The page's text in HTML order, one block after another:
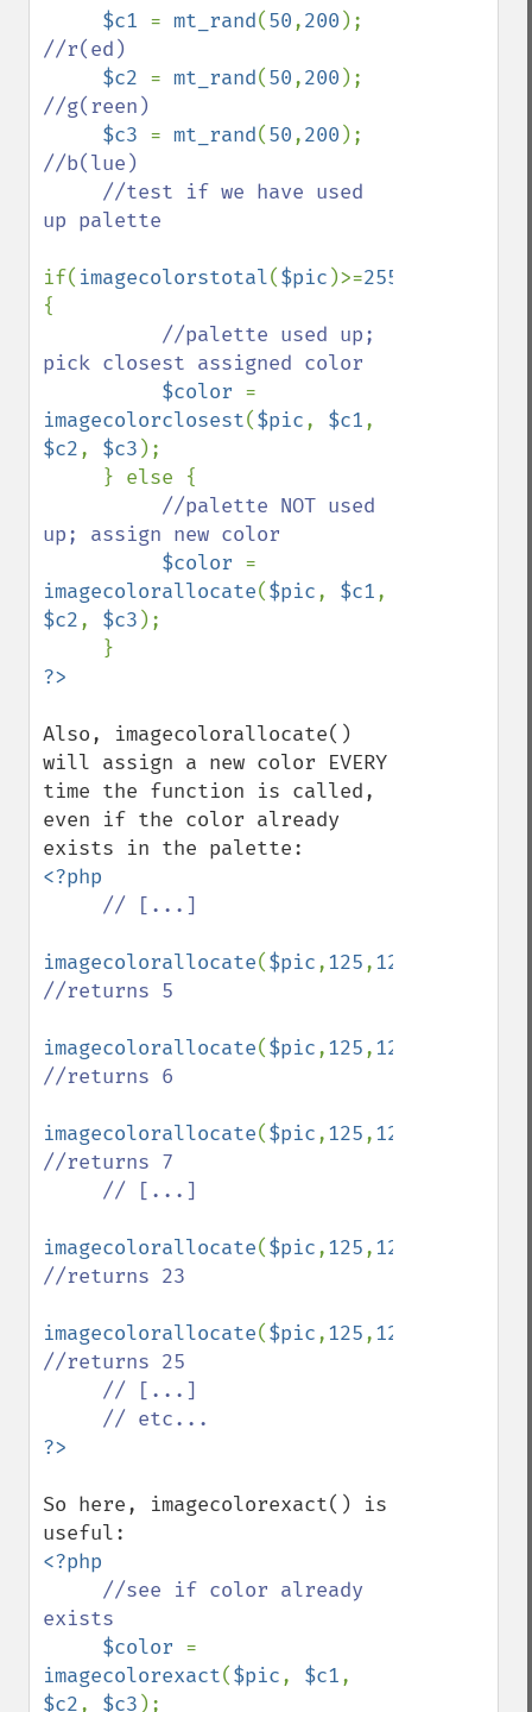
$c1 = mt_rand(50,200
//r(ed)
$c2 = mt_rand(50,200
//g(reen)
$c3 = mt_rand(50,200
//b(lue)
up palette
if( imagecolorstotal($pic )>=255
{
//palette used up;
pick closest assigned color
$color
imagecolorclosest($pic, $c1
$c2, $c3 );
//palette NOT used
up; assign new color
$color
imagecolorallocate($pic, $c1
$c2, $c3 );
Also, imagecolorallocate()
will assign a new color EVERY
time the function is called,
even if the color already
<?php
// [...]
imagecolorallocate($pic,125,125
//returns 5
imagecolorallocate($pic,125,125
//returns 6
imagecolorallocate($pic,125,125
//returns 7
imagecolorallocate($pic,125,125
//returns 23
imagecolorallocate($pic,125,125
//returns 25
So here, imagecolorexact() is
<?php
//see if color already
exists
$color
imagecolorexact($pic, $c1
$c2, $c3 );